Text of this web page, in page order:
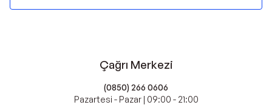
Çağrı Merkezi
(0850) 266 0606
Pazartesi - Pazar | 09:00 - 21:00